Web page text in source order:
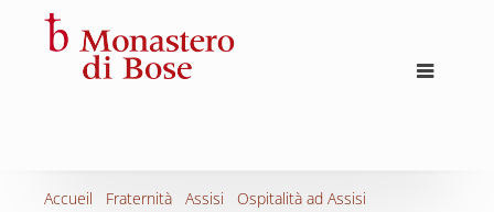
Accueil Fraternità Assisi
Ospitalità ad Assisi